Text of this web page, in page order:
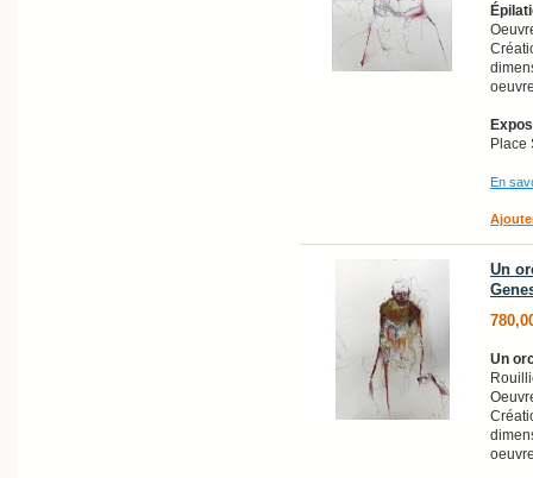
Place
En
Un
Un